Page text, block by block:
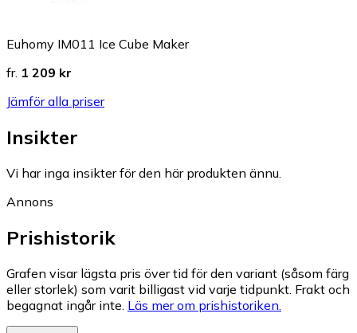
Euhomy IM011 Ice Cube Maker
fr. 1 209 kr
Jämför alla priser
Insikter
Vi har inga insikter för den här produkten ännu.
Annons
Prishistorik
Grafen visar lägsta pris över tid för den variant (såsom färg
eller storlek) som varit billigast vid varje tidpunkt. Frakt och
begagnat ingår inte. Läs mer om prishistoriken.